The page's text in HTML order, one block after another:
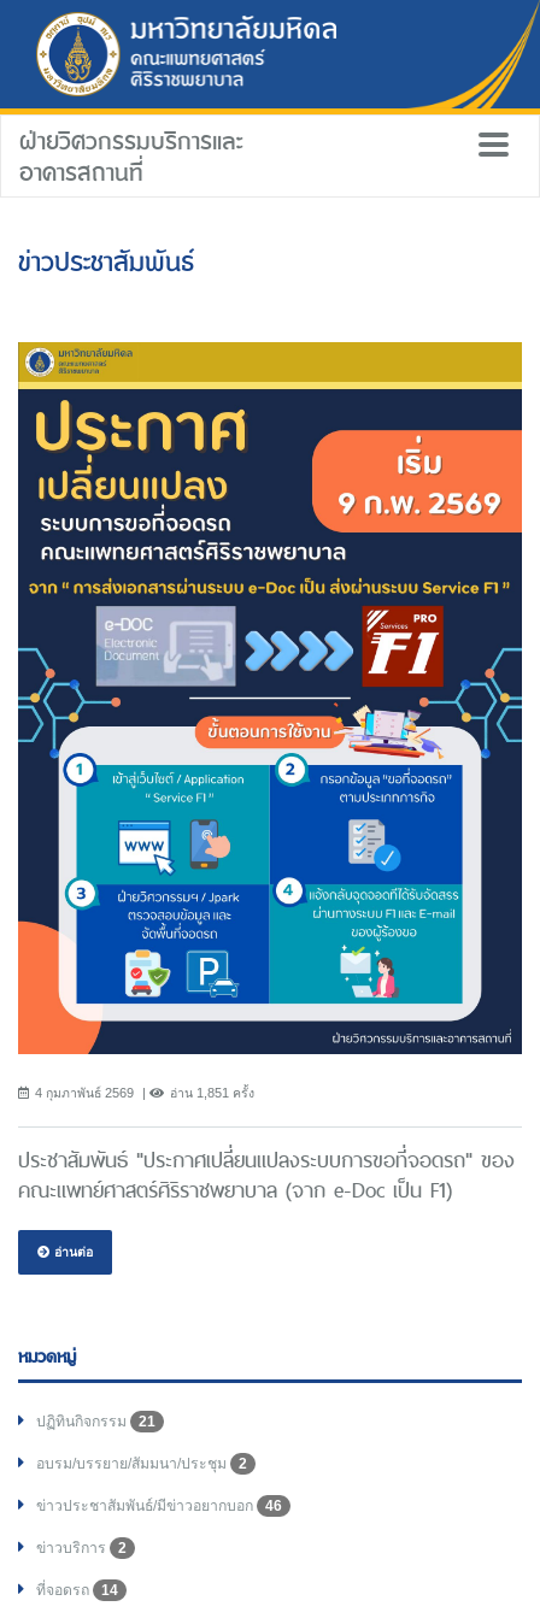
ฝ่ายวิศวกรรมบริการและ
อาคารสถานที่
ข่าวประชาสัมพันธ์
4 กุมภาพันธ์ 2569 อ่าน 1,851 ครั้ง
ประชาสัมพันธ์ "ประกาศเปลี่ยนแปลงระบบการขอที่จอดรถ" ของ
คณะแพทย์ศาสตร์ศิริราชพยาบาล (จาก e-Doc เป็น F1)
อ่านต่อ
หมวดหมู่
ปฏิทินกิจกรรม 21
อบรม/บรรยาย/สัมมนา/ประชุม 2
ข่าวประชาสัมพันธ์/มีข่าวอยากบอก 46
ข่าวบริการ 2
ที่จอดรถ 14